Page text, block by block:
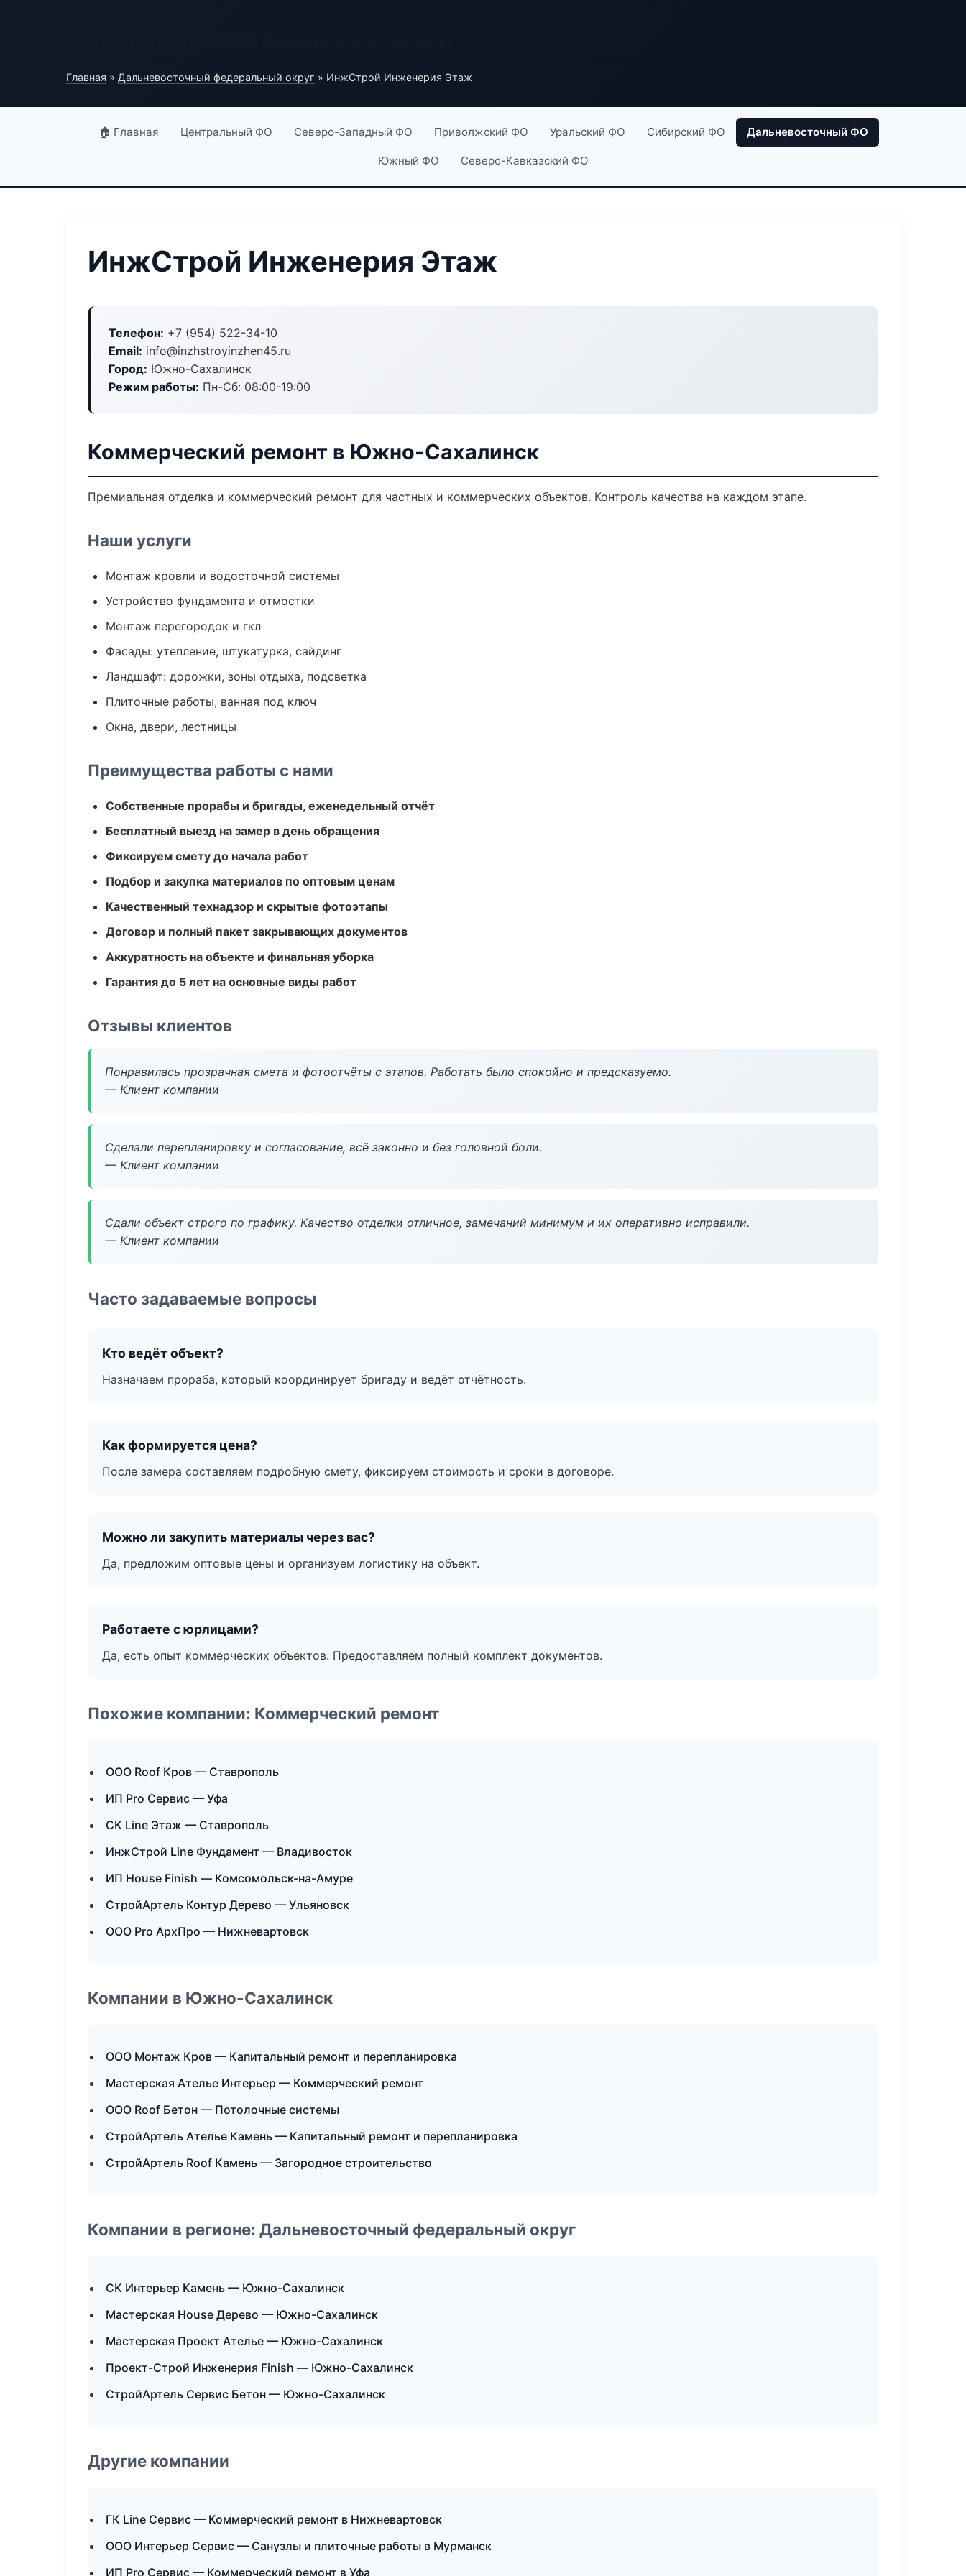
Главная » Дальневосточный федеральный округ » ИнжСтрой Инженерия Этаж
🏠 Главная Центральный ФО Северо-Западный ФО Приволжский ФО Уральский ФО Сибирский ФО Дальневосточный ФО
Южный ФО Северо-Кавказский ФО
ИнжСтрой Инженерия Этаж
Телефон: +7 (954) 522-34-10
Email: info@inzhstroyinzhen45.ru
Город: Южно-Сахалинск
Режим работы: Пн-Сб: 08:00-19:00
Коммерческий ремонт в Южно-Сахалинск
Премиальная отделка и коммерческий ремонт для частных и коммерческих объектов. Контроль качества на каждом этапе.
Наши услуги
Монтаж кровли и водосточной системы
Устройство фундамента и отмостки
Монтаж перегородок и гкл
Фасады: утепление, штукатурка, сайдинг
Ландшафт: дорожки, зоны отдыха, подсветка
Плиточные работы, ванная под ключ
Окна, двери, лестницы
Преимущества работы с нами
Собственные прорабы и бригады, еженедельный отчёт
Бесплатный выезд на замер в день обращения
Фиксируем смету до начала работ
Подбор и закупка материалов по оптовым ценам
Качественный технадзор и скрытые фотоэтапы
Договор и полный пакет закрывающих документов
Аккуратность на объекте и финальная уборка
Гарантия до 5 лет на основные виды работ
Отзывы клиентов
Понравилась прозрачная смета и фотоотчёты с этапов. Работать было спокойно и предсказуемо.
— Клиент компании
Сделали перепланировку и согласование, всё законно и без головной боли.
— Клиент компании
Сдали объект строго по графику. Качество отделки отличное, замечаний минимум и их оперативно исправили.
— Клиент компании
Часто задаваемые вопросы
Кто ведёт объект?
Назначаем прораба, который координирует бригаду и ведёт отчётность.
Как формируется цена?
После замера составляем подробную смету, фиксируем стоимость и сроки в договоре.
Можно ли закупить материалы через вас?
Да, предложим оптовые цены и организуем логистику на объект.
Работаете с юрлицами?
Да, есть опыт коммерческих объектов. Предоставляем полный комплект документов.
Похожие компании: Коммерческий ремонт
ООО Roof Кров — Ставрополь
ИП Pro Сервис — Уфа
СК Line Этаж — Ставрополь
ИнжСтрой Line Фундамент — Владивосток
ИП House Finish — Комсомольск-на-Амуре
СтройАртель Контур Дерево — Ульяновск
ООО Pro АрхПро — Нижневартовск
Компании в Южно-Сахалинск
ООО Монтаж Кров — Капитальный ремонт и перепланировка
Мастерская Ателье Интерьер — Коммерческий ремонт
ООО Roof Бетон — Потолочные системы
СтройАртель Ателье Камень — Капитальный ремонт и перепланировка
СтройАртель Roof Камень — Загородное строительство
Компании в регионе: Дальневосточный федеральный округ
СК Интерьер Камень — Южно-Сахалинск
Мастерская House Дерево — Южно-Сахалинск
Мастерская Проект Ателье — Южно-Сахалинск
Проект-Строй Инженерия Finish — Южно-Сахалинск
СтройАртель Сервис Бетон — Южно-Сахалинск
Другие компании
ГК Line Сервис — Коммерческий ремонт в Нижневартовск
ООО Интерьер Сервис — Санузлы и плиточные работы в Мурманск
ИП Pro Сервис — Коммерческий ремонт в Уфа